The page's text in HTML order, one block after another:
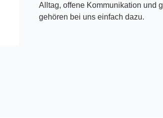
Alltag, offene Kommunikation und
gehören bei uns einfach dazu.